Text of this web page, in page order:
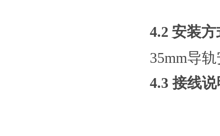
4.2 安装方
35mm导
4.3 接线